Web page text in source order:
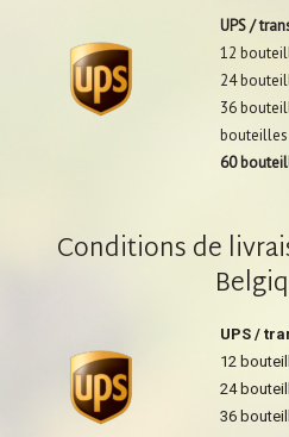
UPS /
12
24
36
60
Conditions de
UPS /
12
24
36